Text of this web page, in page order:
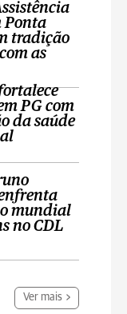
Ponta
tradição
as
PG com
da saúde
mundial
no CDL
Ver mais